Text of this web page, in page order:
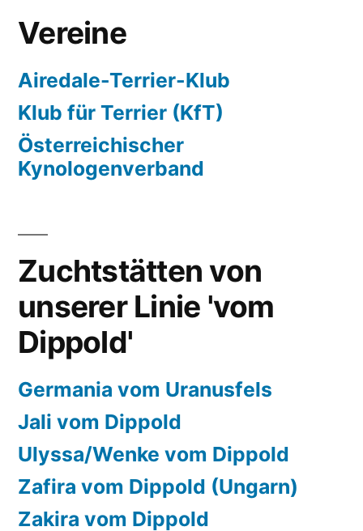
Vereine
Airedale-Terrier-Klub
Klub für Terrier (KfT)
Österreichischer
Kynologenverband
Zuchtstätten von
unserer Linie 'vom
Dippold'
Germania vom Uranusfels
Jali vom Dippold
Ulyssa/Wenke vom Dippold
Zafira vom Dippold (Ungarn)
Zakira vom Dippold